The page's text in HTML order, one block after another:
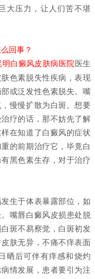
大压力，让人们苦不堪
回事？
明白癜风皮肤病医院 医生
色素脱失性疾病，表现
或泛发性色素脱失。嘴
慢慢扩散为白斑。想要
疗的话，那不妨先了解
在知道了白癜风的症状
的前期治疗它，毕竟白
黑色素生存，对于治疗
生于体表暴露部位，如
嘴唇白癜风皮损患处脱
斑不易察觉，白斑初发
肤无异，不痛不痒表面
晒后可伴有痒感和烧灼
情发展，患者要引为注